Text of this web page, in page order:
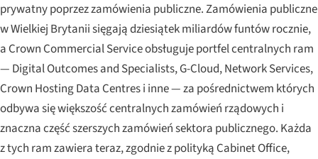
prywatny poprzez zamówienia publiczne. Zamówienia publiczne
w Wielkiej Brytanii sięgają dziesiątek miliardów funtów rocznie,
a Crown Commercial Service obsługuje portfel centralnych ram
— Digital Outcomes and Specialists, G-Cloud, Network Services,
Crown Hosting Data Centres i inne — za pośrednictwem których
odbywa się większość centralnych zamówień rządowych i
znaczna część szerszych zamówień sektora publicznego. Każda
z tych ram zawiera teraz, zgodnie z polityką Cabinet Office,